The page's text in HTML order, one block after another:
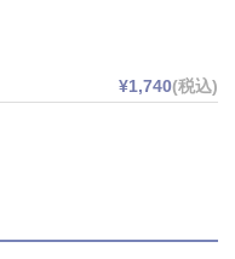
¥1,740(税込)